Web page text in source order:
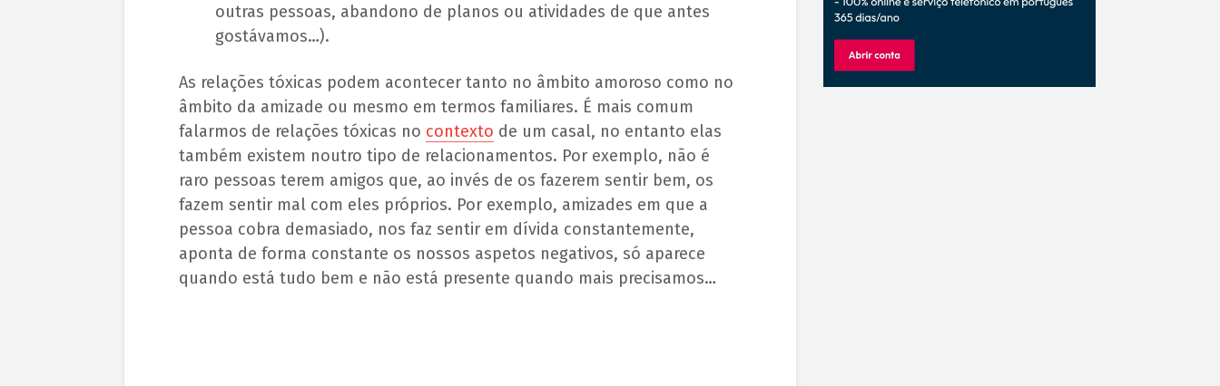
outras pessoas, abandono de planos ou atividades de que antes
gostávamos…).
As relações tóxicas podem acontecer tanto no âmbito amoroso como no
âmbito da amizade ou mesmo em termos familiares. É mais comum
falarmos de relações tóxicas no contexto de um casal, no entanto elas
também existem noutro tipo de relacionamentos. Por exemplo, não é
raro pessoas terem amigos que, ao invés de os fazerem sentir bem, os
fazem sentir mal com eles próprios. Por exemplo, amizades em que a
pessoa cobra demasiado, nos faz sentir em dívida constantemente,
aponta de forma constante os nossos aspetos negativos, só aparece
quando está tudo bem e não está presente quando mais precisamos…